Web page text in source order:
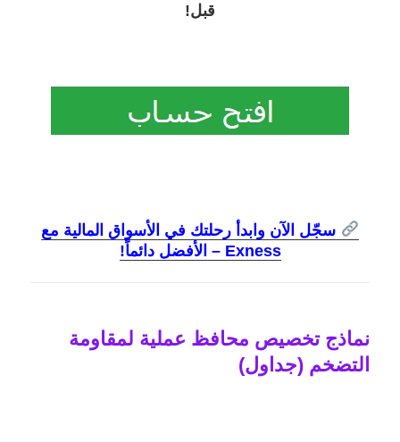
قبل!
سجّل الآن وابدأ رحلتك في الأسواق المالية مع
Exness – الأفضل دائماً!
نماذج تخصيص محافظ عملية لمقاومة
التضخم (جداول)